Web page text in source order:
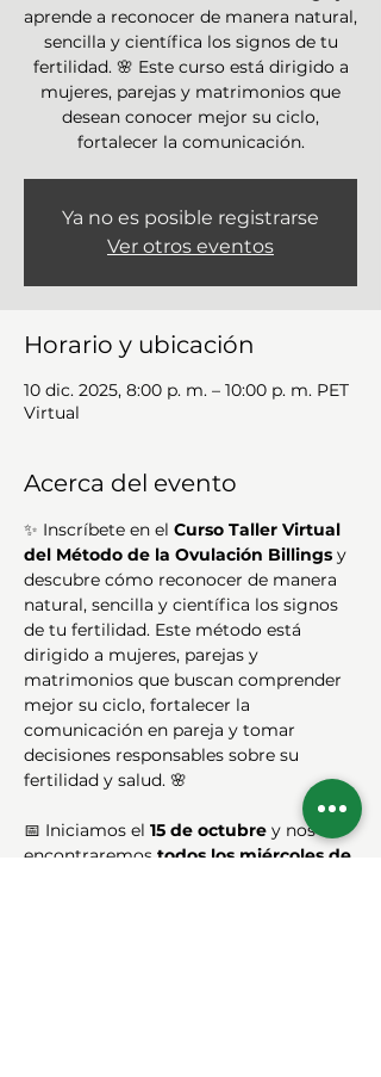
aprende a reconocer de manera natural,
sencilla y científica los signos de tu
fertilidad. 🌸 Este curso está dirigido a
mujeres, parejas y matrimonios que
desean conocer mejor su ciclo,
fortalecer la comunicación.
Ya no es posible registrarse
Ver otros eventos
Horario y ubicación
10 dic. 2025, 8:00 p. m. – 10:00 p. m. PET
Virtual
Acerca del evento
✨ Inscríbete en el Curso Taller Virtual
del Método de la Ovulación Billings y
descubre cómo reconocer de manera
natural, sencilla y científica los signos
de tu fertilidad. Este método está
dirigido a mujeres, parejas y
matrimonios que buscan comprender
mejor su ciclo, fortalecer la
comunicación en pareja y tomar
decisiones responsables sobre su
fertilidad y salud. 🌸
📅 Iniciamos el 15 de octubre y nos
encontraremos todos los miércoles de